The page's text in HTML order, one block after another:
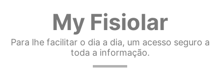
My Fisiolar
Para lhe facilitar o dia a dia, um acesso seguro a
toda a informação.